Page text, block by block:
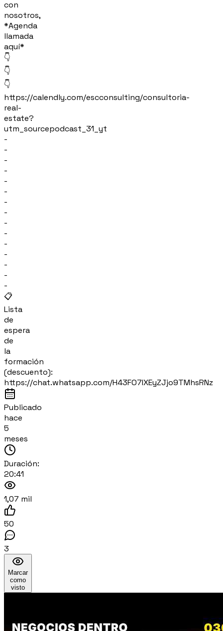
con
nosotros,
*Agenda
llamada
aquí*
👇
👇
👇
https://calendly.com/escconsulting/consultoria-
real-
estate?
utm_sourcepodcast_31_yt
-
-
-
-
-
-
-
-
-
-
-
-
-
-
-
📋
Lista
de
espera
de
la
formación
(descuento):
https://chat.whatsapp.com/H43FO7IXEyZJjo9TMhsRNz
Publicado
hace
5
meses
Duración:
20:41
1,07 mil
50
3
Marcar
como
visto